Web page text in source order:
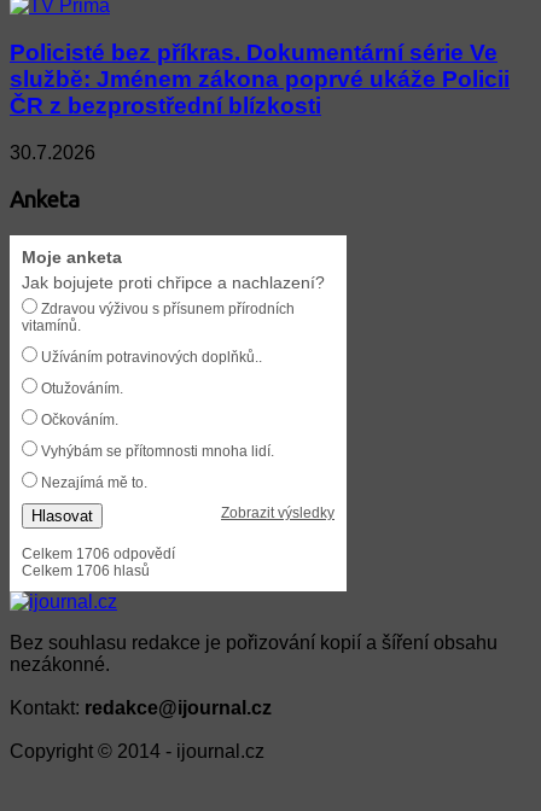
Policisté bez příkras. Dokumentární série Ve
službě: Jménem zákona poprvé ukáže Policii
ČR z bezprostřední blízkosti
30.7.2026
Anketa
Moje anketa
Jak bojujete proti chřipce a nachlazení?
Zdravou výživou s přísunem přírodních
vitamínů.
Užíváním potravinových doplňků..
Otužováním.
Očkováním.
Vyhýbám se přítomnosti mnoha lidí.
Nezajímá mě to.
Hlasovat Zobrazit výsledky
Celkem 1706 odpovědí
Celkem 1706 hlasů
Bez souhlasu redakce je pořizování kopií a šíření obsahu
nezákonné.
Kontakt: redakce@ijournal.cz
Copyright © 2014 - ijournal.cz